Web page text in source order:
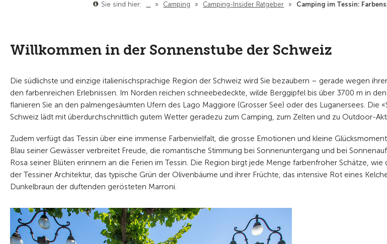
Sie sind hier: … » Camping » Camping-Insider Ratgeber » Camping im Tessin:
Willkommen in der Sonnenstube der Schweiz
Die südlichste und einzige italienischsprachige Region der Schweiz wird Sie bezaubern – gerade wegen
den farbenreichen Erlebnissen. Im Norden reichen schneebedeckte, wilde Berggipfel bis über 3700 m in den
flanieren Sie an den palmengesäumten Ufern des Lago Maggiore (Grosser See) oder des Luganersees. Die
Schweiz lädt mit überdurchschnittlich gutem Wetter geradezu zum Camping, zum Zelten und zu Outdoor-
Zudem verfügt das Tessin über eine immense Farbenvielfalt, die grosse Emotionen und kleine
Blau seiner Gewässer verbreitet Freude, die romantische Stimmung bei Sonnenuntergang und bei
Rosa seiner Blüten erinnern an die Ferien im Tessin. Die Region birgt jede Menge farbenfroher Schätze, wie
der Tessiner Architektur, das typische Grün der Olivenbäume und ihrer Früchte, das intensive Rot eines
Dunkelbraun der duftenden gerösteten Marroni.